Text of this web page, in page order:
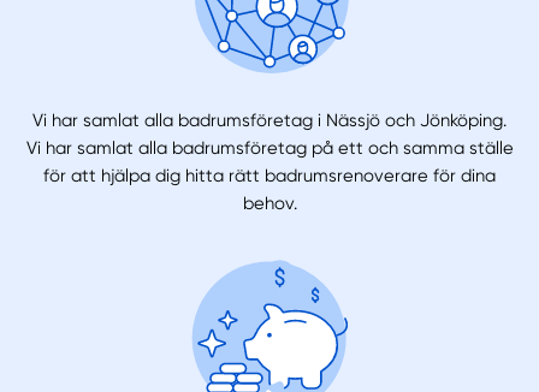
Vi har samlat alla badrumsföretag i Nässjö och Jönköping.
Vi har samlat alla badrumsföretag på ett och samma ställe
för att hjälpa dig hitta rätt badrumsrenoverare för dina
behov.